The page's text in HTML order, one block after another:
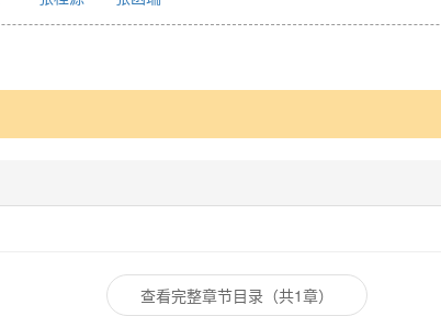
查看完整章节目录（共1章）